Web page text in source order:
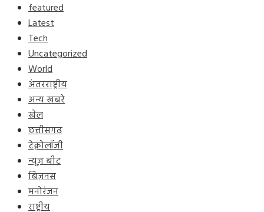
featured
Latest
Tech
Uncategorized
World
अंतरराष्ट्रीय
अन्य खबरे
खेल
छत्तीसगढ़
टेक्नोलॉजी
न्यूज़ बीट
बिज़नस
मनोरंजन
राष्ट्रीय